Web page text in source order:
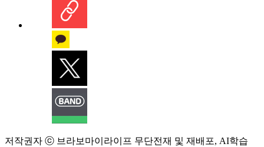
저작권자 ⓒ 브라보마이라이프 무단전재 및 재배포, AI학습